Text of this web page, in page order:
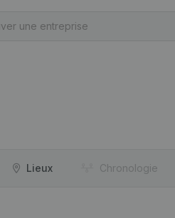
Lieux Chronologie